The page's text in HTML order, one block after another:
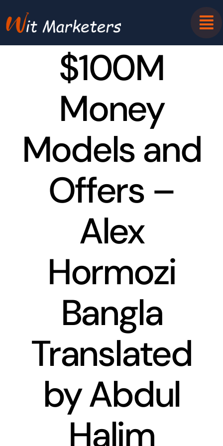
to
$100M
Money
Models and
Offers –
Alex
Hormozi
Bangla
Translated
by Abdul
Halim